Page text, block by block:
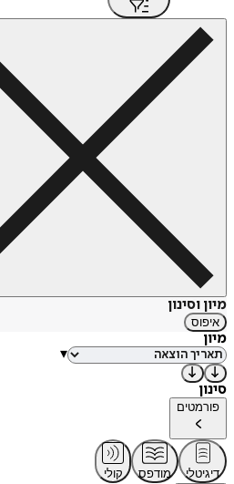
מיון וסינון
איפוס
מיון
▾
סינון
פורמטים
דיגיטלי מודפס
קולי